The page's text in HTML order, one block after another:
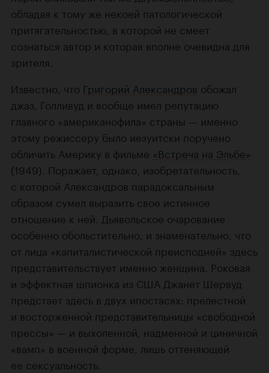
обладая к тому же некоей патологической
притягательностью, в которой не смеет
сознаться автор и которая вполне очевидна для
зрителя.
Известно, что Григорий Александров обожал
джаз, Голливуд и вообще имел репутацию
главного «американофила» страны — именно
этому режиссеру было иезуитски поручено
обличить Америку в фильме «Встреча на Эльбе»
(1949). Поражает, однако, изобретательность,
с которой Александров парадоксальным
образом сумел выразить свое истинное
отношение к ней. Дьявольское очарование
особенно обольстительно, и знаменательно, что
от лица «капиталистической преисподней» здесь
представительствует именно женщина. Роковая
и эффектная шпионка из США Джанет Шервуд
предстает здесь в двух ипостасях: прелестной
и восторженной представительницы «свободной
прессы» — и выхоленной, надменной и циничной
«вамп» в военной форме, лишь оттеняющей
ее сексуальность.